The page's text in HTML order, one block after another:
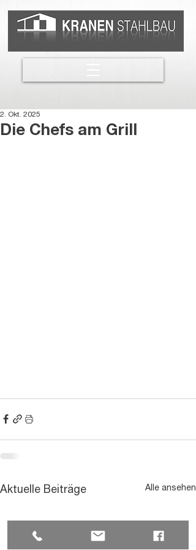
Die Chefs am Grill
2. Okt. 2025
Aktuelle Beiträge Alle ansehen